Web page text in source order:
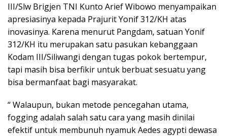
III/Slw Brigjen TNI Kunto Arief Wibowo menyampaikan
apresiasinya kepada Prajurit Yonif 312/KH atas
inovasinya. Karena menurut Pangdam, satuan Yonif
312/KH itu merupakan satu pasukan kebanggaan
Kodam III/Siliwangi dengan tugas pokok bertempur,
tapi masih bisa berfikir untuk berbuat sesuatu yang
bisa bermanfaat bagi masyarakat.
“ Walaupun, bukan metode pencegahan utama,
fogging adalah salah satu cara yang masih dinilai
efektif untuk membunuh nyamuk Aedes agypti dewasa